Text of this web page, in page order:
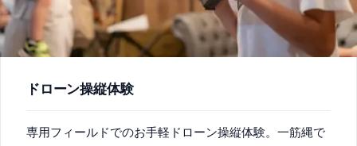
ドローン操縦体験
専用フィールドでのお手軽ドローン操縦体験。一筋縄で